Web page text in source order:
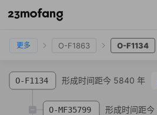
更多 O-F1863 O-F1134
O-F1134 形成时间距今 5840 年
O-MF35799 形成时间距